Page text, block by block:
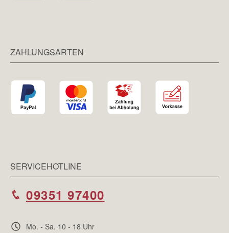
ZAHLUNGSARTEN
SERVICEHOTLINE
09351 97400
Mo. - Sa. 10 - 18 Uhr